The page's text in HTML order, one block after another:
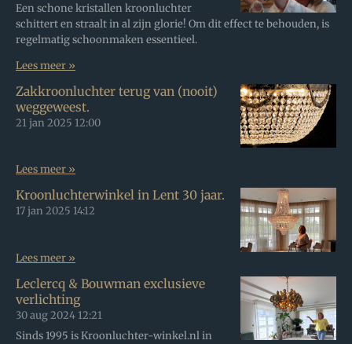
Een schone kristallen kroonluchter
schittert en straalt in al zijn glorie! Om dit effect te behouden, is
regelmatig schoonmaken essentieel.
Lees meer »
Zakkroonluchter terug van (nooit)
weggeweest.
21 jan 2025 12:00
Lees meer »
Kroonluchterwinkel in Lent 30 jaar.
17 jan 2025 14:12
Lees meer »
Leclercq & Bouwman exclusieve
verlichting
30 aug 2024 12:21
Sinds 1995 is Kroonluchter-winkel.nl in